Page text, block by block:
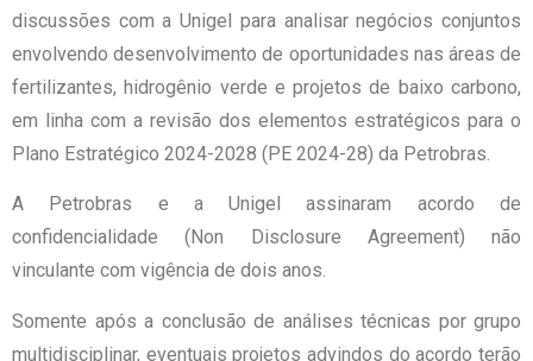
discussões com a Unigel para analisar negócios conjuntos
envolvendo desenvolvimento de oportunidades nas áreas de
fertilizantes, hidrogênio verde e projetos de baixo carbono,
em linha com a revisão dos elementos estratégicos para o
Plano Estratégico 2024-2028 (PE 2024-28) da Petrobras.
A Petrobras e a Unigel assinaram acordo de
confidencialidade (Non Disclosure Agreement) não
vinculante com vigência de dois anos.
Somente após a conclusão de análises técnicas por grupo
multidisciplinar, eventuais projetos advindos do acordo terão